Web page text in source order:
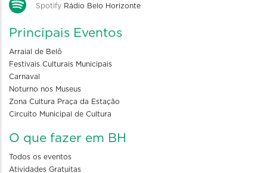
Spotify Rádio Belo Horizonte
Principais Eventos
Arraial de Belô
Festivais Culturais Municipais
Carnaval
Noturno nos Museus
Zona Cultura Praça da Estação
Circuito Municipal de Cultura
O que fazer em BH
Todos os eventos
Atividades Gratuitas